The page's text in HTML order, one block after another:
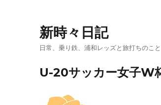
新時々日記
日常、乗り鉄、浦和レッズと旅打ちのこと
U-20サッカー女子W